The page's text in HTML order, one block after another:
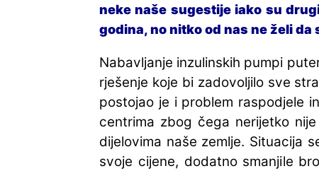
neke naše sugestije iako su
godina, no nitko od nas ne želi da
Nabavljanje inzulinskih pumpi
rješenje koje bi zadovoljilo sve
postojao je i problem raspodjele
centrima zbog čega nerijetko
dijelovima naše zemlje. Situacija
svoje cijene, dodatno smanjile